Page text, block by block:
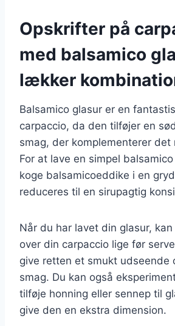
Opskrifter på
med balsamico
lækker
Balsamico glasur er en
carpaccio, da den tilføjer en
smag, der komplementerer det
For at lave en simpel
koge balsamicoeddike i en
reduceres til en sirupagtig
Når du har lavet din glasur,
over din carpaccio lige før
give retten et smukt udseende
smag. Du kan også
tilføje honning eller sennep til
give den en ekstra dimension.